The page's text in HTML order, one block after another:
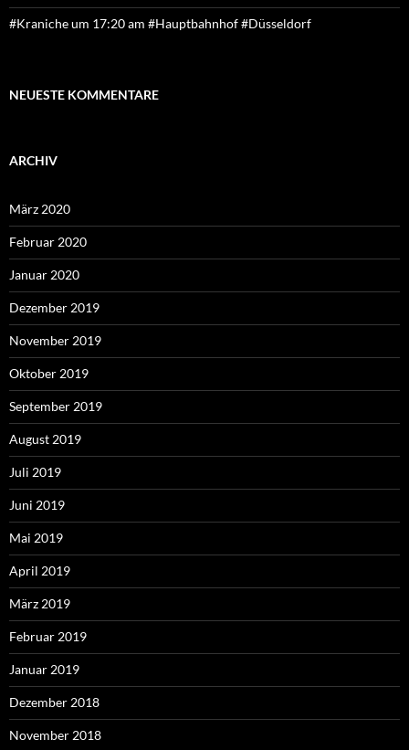
#Kraniche um 17:20 am #Hauptbahnhof #Düsseldorf
NEUESTE KOMMENTARE
ARCHIV
März 2020
Februar 2020
Januar 2020
Dezember 2019
November 2019
Oktober 2019
September 2019
August 2019
Juli 2019
Juni 2019
Mai 2019
April 2019
März 2019
Februar 2019
Januar 2019
Dezember 2018
November 2018